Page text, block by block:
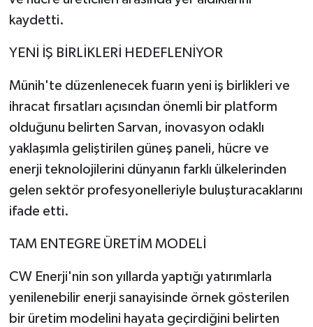
kaydetti.
YENİ İŞ BİRLİKLERİ HEDEFLENİYOR
Münih'te düzenlenecek fuarın yeni iş birlikleri ve
ihracat fırsatları açısından önemli bir platform
olduğunu belirten Sarvan, inovasyon odaklı
yaklaşımla geliştirilen güneş paneli, hücre ve
enerji teknolojilerini dünyanın farklı ülkelerinden
gelen sektör profesyonelleriyle buluşturacaklarını
ifade etti.
TAM ENTEGRE ÜRETİM MODELİ
CW Enerji'nin son yıllarda yaptığı yatırımlarla
yenilenebilir enerji sanayisinde örnek gösterilen
bir üretim modelini hayata geçirdiğini belirten